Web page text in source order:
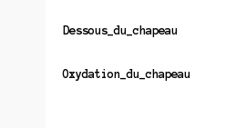
Dessous_du_chapeau
Oxydation_du_chapeau